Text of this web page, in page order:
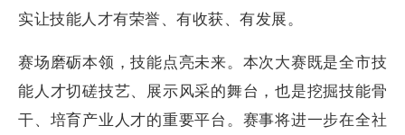
实让技能人才有荣誉、有收获、有发展。
赛场磨砺本领，技能点亮未来。本次大赛既是全市技
能人才切磋技艺、展示风采的舞台，也是挖掘技能骨
干、培育产业人才的重要平台。赛事将进一步在全社